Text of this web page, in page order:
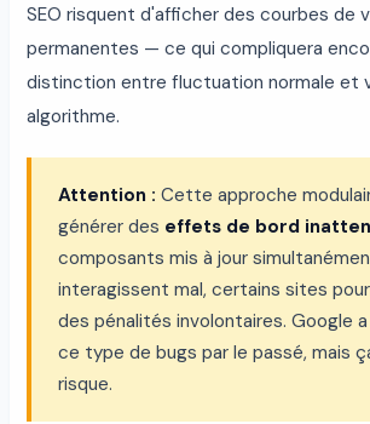
SEO risquent d'afficher des courbes de
permanentes — ce qui compliquera
distinction entre fluctuation normale et
algorithme.
Attention : Cette approche
générer des effets de bord
composants mis à jour
interagissent mal, certains sites
des pénalités involontaires. Google
ce type de bugs par le passé, mais
risque.